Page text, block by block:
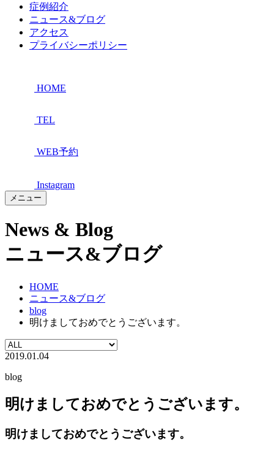
症例紹介
ニュース&ブログ
アクセス
プライバシーポリシー
HOME
TEL
WEB予約
Instagram
メニュー
News & Blog
ニュース&ブログ
HOME
ニュース&ブログ
blog
明けましておめでとうございます。
2019.01.04
blog
明けましておめでとうございます。
明けましておめでとうございます。